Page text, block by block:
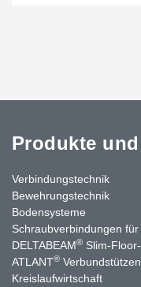
Produkte
Verbindungstechnik
Bewehrungstechnik
Bodensysteme
Schraubverbindungen
DELTABEAM® Slim-
ATLANT® Verbundstützen
Kreislaufwirtschaft